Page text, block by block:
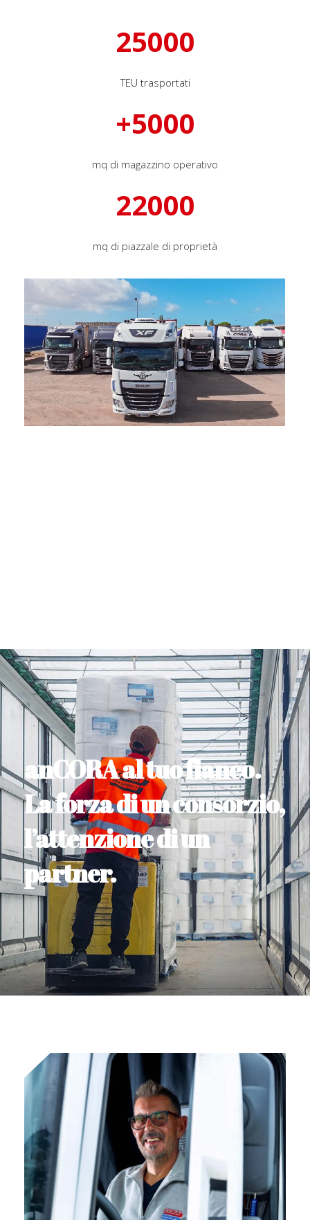
TEU trasportati
+
mq di magazzino operativo
mq di piazzale di proprietà
anCORA al tuo fianco.
La forza di un consorzio,
l’attenzione di un
partner.